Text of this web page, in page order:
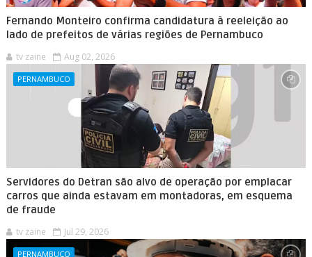
Fernando Monteiro confirma candidatura à reeleição ao
lado de prefeitos de várias regiões de Pernambuco
tv zaine Aug 02, 2026
PERNAMBUCO
Servidores do Detran são alvo de operação por emplacar
carros que ainda estavam em montadoras, em esquema
de fraude
tv zaine Jul 29, 2026
PERNAMBUCO